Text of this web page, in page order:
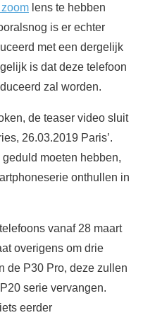
lens te hebben
is er echter
met een dergelijk
is dat deze telefoon
zal worden.
de teaser video sluit
26.03.2019 Paris’.
moeten hebben,
onthullen in
vanaf 28 maart
overigens om drie
de P30 Pro, deze zullen
serie vervangen.
eerder